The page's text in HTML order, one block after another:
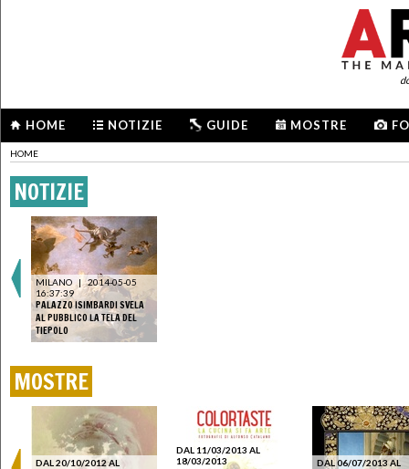
HOME NOTIZIE GUIDE MOSTRE
HOME
NOTIZIE
MILANO |
2014-05-05
16:37:39
PALAZZO ISIMBARDI SVELA
AL PUBBLICO LA TELA DEL
TIEPOLO
MOSTRE
DAL 20/10/2012 AL
DAL 11/03/2013 AL
18/03/2013
DAL 06/07/2013 AL